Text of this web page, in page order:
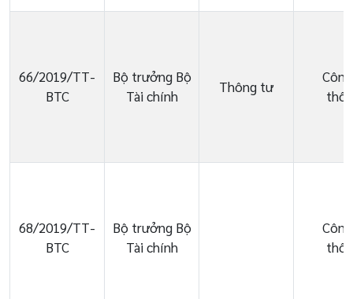
66/2019/TT-
BTC
Bộ trưởng Bộ
Tài chính
Thông tư
68/2019/TT-
BTC
Bộ trưởng Bộ
Tài chính